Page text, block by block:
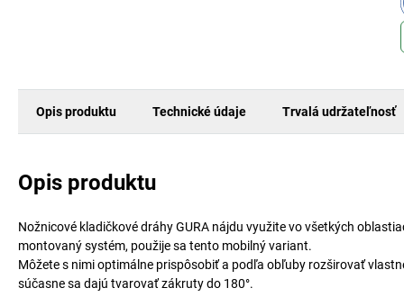
Opis produktu Technické údaje Trvalá udržateľnosť
Opis produktu
Nožnicové kladičkové dráhy GURA nájdu využite vo všetkých
montovaný systém, použije sa tento mobilný variant.
Môžete s nimi optimálne prispôsobiť a podľa obľuby rozširovať
súčasne sa dajú tvarovať zákruty do 180°.